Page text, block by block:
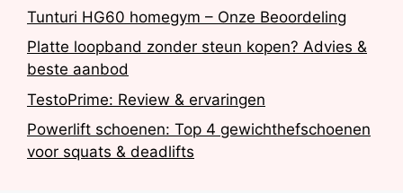
Tunturi HG60 homegym – Onze Beoordeling
Platte loopband zonder steun kopen? Advies &
beste aanbod
TestoPrime: Review & ervaringen
Powerlift schoenen: Top 4 gewichthefschoenen
voor squats & deadlifts